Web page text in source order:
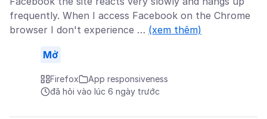
frequently. When I access Facebook on the Chrome
browser I don't experience … (xem thêm)
Mở
Firefox
App responsiveness
đã hỏi vào lúc 6 ngày trước